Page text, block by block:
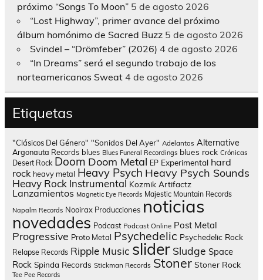
próximo “Songs To Moon” 5 de agosto 2026
“Lost Highway”, primer avance del próximo
álbum homónimo de Sacred Buzz 5 de agosto 2026
Svindel – “Drömfeber” (2026) 4 de agosto 2026
“In Dreams” será el segundo trabajo de los
norteamericanos Sweat 4 de agosto 2026
Etiquetas
"Clásicos Del Género" "Sonidos Del Ayer" Adelantos Alternative
Argonauta Records blues Blues Funeral Recordings blues rock Crónicas
Desert Rock Doom Doom Metal EP Experimental hard
rock heavy metal Heavy Psych Heavy Psych Sounds
Heavy Rock Instrumental Kozmik Artifactz
Lanzamientos Magnetic Eye Records Majestic Mountain Records
Napalm Records Nooirax Producciones noticias
novedades Podcast Podcast Online Post Metal
Progressive Proto Metal Psychedelic Psychedelic Rock
Relapse Records Ripple Music slider Sludge Space
Rock Spinda Records Stickman Records Stoner Stoner Rock
Tee Pee Records